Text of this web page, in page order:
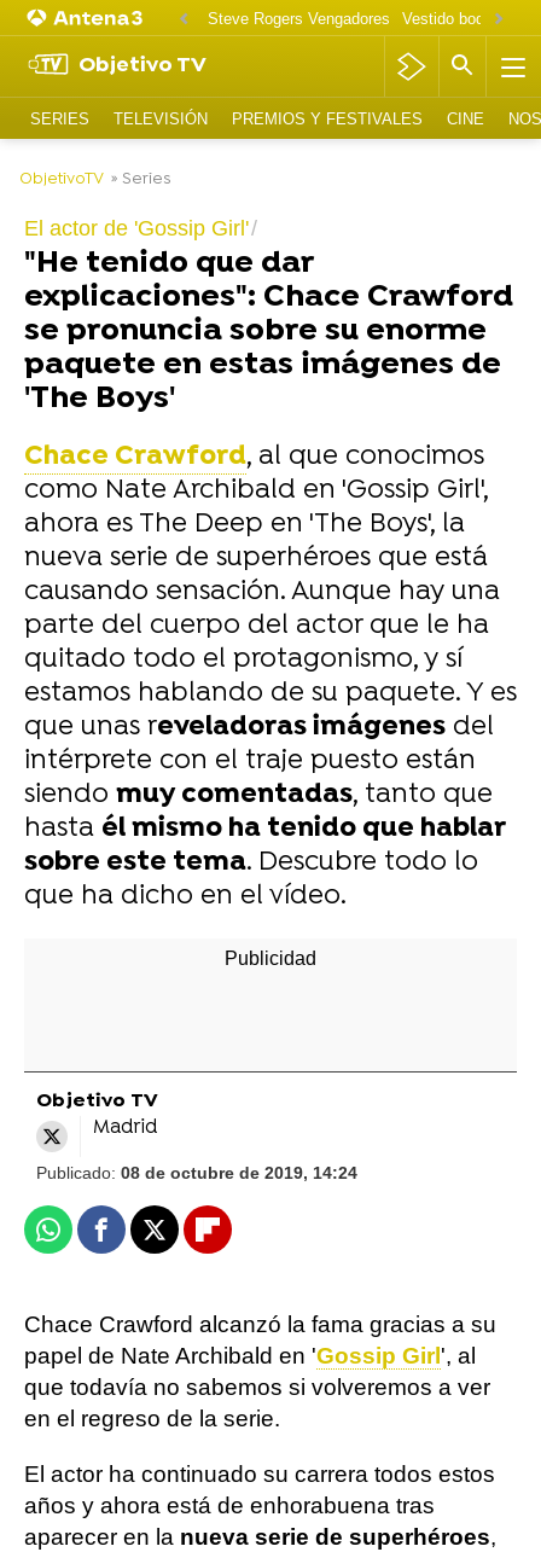
Steve Rogers Vengadores Vestido boda
Objetivo TV
SERIES TELEVISIÓN PREMIOS Y FESTIVALES CINE
ObjetivoTV » Series
El actor de 'Gossip Girl'
"He tenido que dar
explicaciones": Chace Crawford
se pronuncia sobre su enorme
paquete en estas imágenes de
'The Boys'
Chace Crawford, al que conocimos
como Nate Archibald en 'Gossip Girl',
ahora es The Deep en 'The Boys', la
nueva serie de superhéroes que está
causando sensación. Aunque hay una
parte del cuerpo del actor que le ha
quitado todo el protagonismo, y sí
estamos hablando de su paquete. Y es
que unas reveladoras imágenes del
intérprete con el traje puesto están
siendo muy comentadas, tanto que
hasta él mismo ha tenido que hablar
sobre este tema. Descubre todo lo
que ha dicho en el vídeo.
Objetivo TV
Madrid
Publicado: 08 de octubre de 2019, 14:24
WhatsappFacebook
X Flipboard
Chace Crawford alcanzó la fama gracias a su
papel de Nate Archibald en 'Gossip Girl ', al
que todavía no sabemos si volveremos a ver
en el regreso de la serie.
El actor ha continuado su carrera todos estos
años y ahora está de enhorabuena tras
aparecer en la nueva serie de superhéroes,